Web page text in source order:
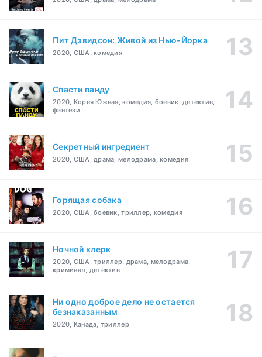
Пит Дэвидсон: Живой из Нью-Йорка
2020, США, комедия
Спасти панду
2020, Корея Южная, комедия, боевик, детектив,
фэнтези
Секретный ингредиент
2020, США, драма, мелодрама, комедия
Горящая собака
2020, США, боевик, триллер, комедия
Ночной клерк
2020, США, триллер, драма, мелодрама,
криминал, детектив
Ни одно доброе дело не остается
безнаказанным
2020, Канада, триллер